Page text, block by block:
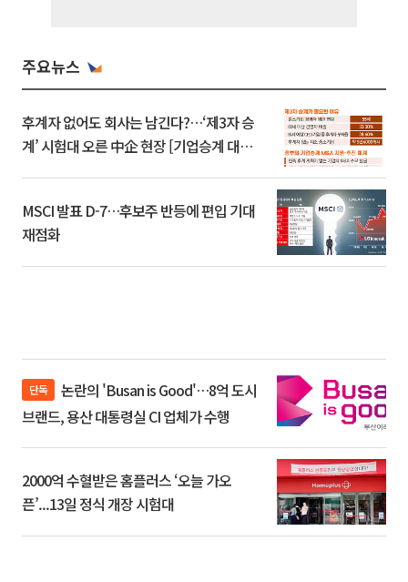
주요뉴스
후계자 없어도 회사는 남긴다?…‘제3자 승
계’ 시험대 오른 中企 현장 [기업승계 대전
MSCI 발표 D-7…후보주 반등에 편입 기대
재점화
단독
브랜드, 용산 대통령실 CI 업체가 수행
2000억 수혈받은 홈플러스 ‘오늘 가오
픈’...13일 정식 개장 시험대